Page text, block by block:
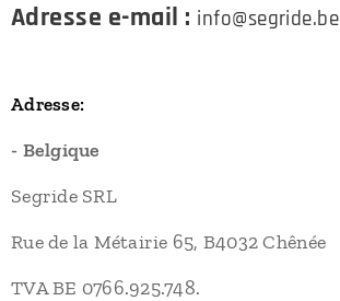
Adresse e-mail : info@segride.be
Adresse:
- Belgique
Segride SRL
Rue de la Métairie 65, B4032 Chênée
TVA BE 0766.925.748.